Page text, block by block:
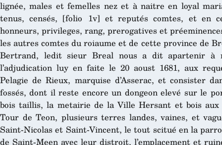
lignée, males et femelles nez et à naitre en loyal
tenus, censés, [folio 1v] et reputés comtes, et en
honneurs, privileges, rang, prerogatives et
les autres comtes du roiaume et de cette province de
Bertrand, ledit sieur Breal nous a dit apartenir à
l’adjudication luy en faite le 20 aoust 1681, aux
Pelagie de Rieux, marquise d’Asserac, et consister
fossés, dont il reste encore un dongeon elevé sur le
bois taillis, la metairie de la Ville Hersant et bois aux
Tour de Teon, plusieurs terres landes, vaines, et
Saint-Nicolas et Saint-Vincent, le tout scitué en la
de Saint-Meen avec leur distroit, l’emplacement et